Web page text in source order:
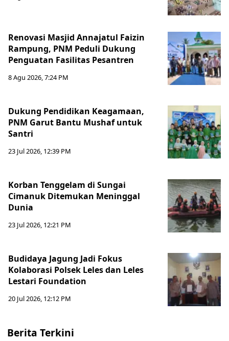
Renovasi Masjid Annajatul Faizin
Rampung, PNM Peduli Dukung
Penguatan Fasilitas Pesantren
8 Agu 2026, 7:24 PM
Dukung Pendidikan Keagamaan,
PNM Garut Bantu Mushaf untuk
Santri
23 Jul 2026, 12:39 PM
Korban Tenggelam di Sungai
Cimanuk Ditemukan Meninggal
Dunia
23 Jul 2026, 12:21 PM
Budidaya Jagung Jadi Fokus
Kolaborasi Polsek Leles dan Leles
Lestari Foundation
20 Jul 2026, 12:12 PM
Berita Terkini